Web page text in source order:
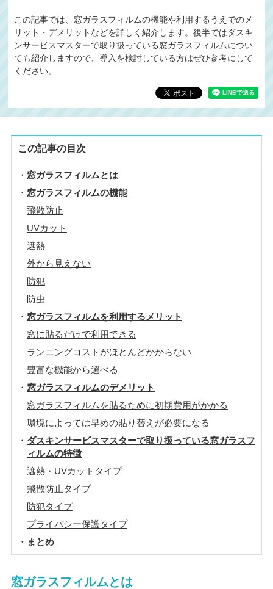
この記事では、窓ガラスフィルムの機能や利用するうえでのメ
リット・デメリットなどを詳しく紹介します。後半ではダスキ
ンサービスマスターで取り扱っている窓ガラスフィルムについ
ても紹介しますので、導入を検討している方はぜひ参考にして
ください。
この記事の目次
窓ガラスフィルムとは
窓ガラスフィルムの機能
飛散防止
UVカット
遮熱
外から見えない
防犯
防虫
窓ガラスフィルムを利用するメリット
窓に貼るだけで利用できる
ランニングコストがほとんどかからない
豊富な機能から選べる
窓ガラスフィルムのデメリット
窓ガラスフィルムを貼るために初期費用がかかる
環境によっては早めの貼り替えが必要になる
ダスキンサービスマスターで取り扱っている窓ガラスフ
ィルムの特徴
遮熱・UVカットタイプ
飛散防止タイプ
防犯タイプ
プライバシー保護タイプ
まとめ
窓ガラスフィルムとは